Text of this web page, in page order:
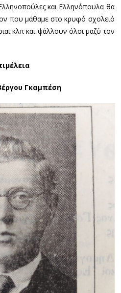
και Ελληνόπουλα θα
που μάθαμε στο κρυφό σχολειό
κλπ και ψάλλουν όλοι μαζύ τον
Γκαμπέση